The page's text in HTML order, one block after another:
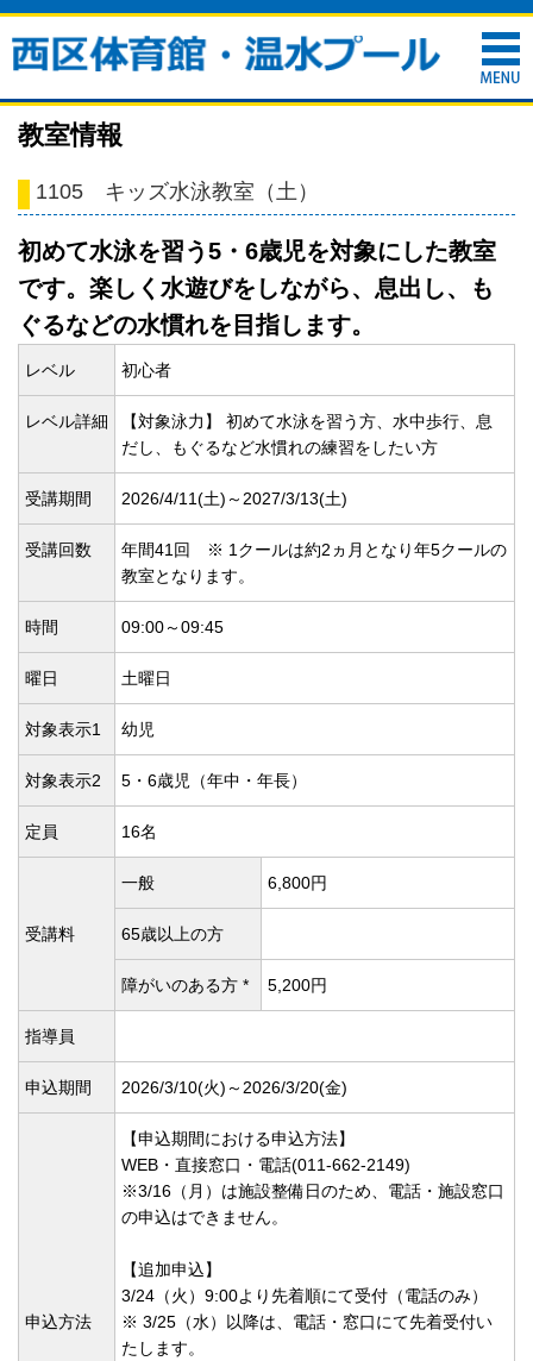
教室情報
1105 キッズ水泳教室（土）
初めて水泳を習う5・6歳児を対象にした教室
です。楽しく水遊びをしながら、息出し、も
ぐるなどの水慣れを目指します。
レベル 初心者
レベル詳細
【対象泳力】 初めて水泳を習う方、水中歩行、息
だし、もぐるなど水慣れの練習をしたい方
受講期間 2026/4/11(土)～2027/3/13(土)
受講回数
年間41回 ※ 1クールは約2ヵ月となり年5クールの
教室となります。
時間 09:00～09:45
曜日 土曜日
対象表示1 幼児
対象表示2 5・6歳児（年中・年長）
定員 16名
受講料
一般 6,800円
65歳以上の方
障がいのある方 * 5,200円
指導員
申込期間 2026/3/10(火)～2026/3/20(金)
申込方法
【申込期間における申込方法】
WEB・直接窓口・電話(011-662-2149)
※3/16（月）は施設整備日のため、電話・施設窓口
の申込はできません。
【追加申込】
3/24（火）9:00より先着順にて受付（電話のみ）
※ 3/25（水）以降は、電話・窓口にて先着受付い
たします。